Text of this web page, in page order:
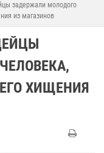
задержали молодого
из магазинов
ХИЩЕНИЯ